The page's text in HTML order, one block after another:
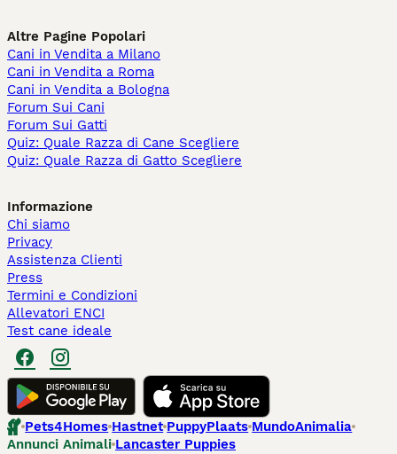
Altre Pagine Popolari
Cani in Vendita a Milano
Cani in Vendita a Roma
Cani in Vendita a Bologna
Forum Sui Cani
Forum Sui Gatti
Quiz: Quale Razza di Cane Scegliere
Quiz: Quale Razza di Gatto Scegliere
Informazione
Chi siamo
Privacy
Assistenza Clienti
Press
Termini e Condizioni
Allevatori ENCI
Test cane ideale
Pets4Homes Hastnet PuppyPlaats MundoAnimalia
Annunci Animali Lancaster Puppies